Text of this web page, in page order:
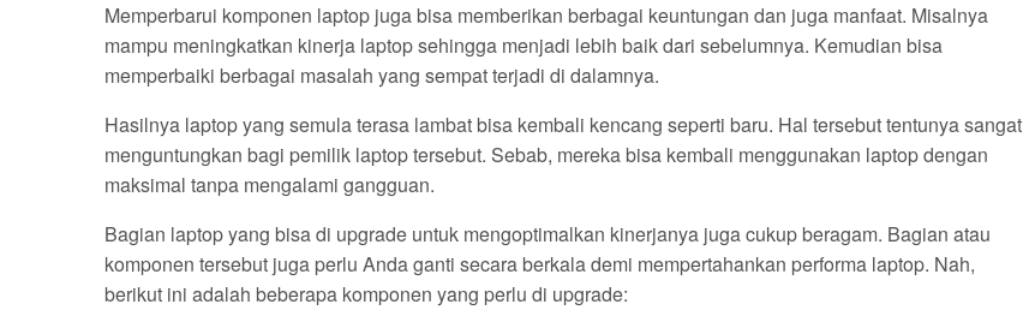
Memperbarui komponen laptop juga bisa memberikan berbagai keuntungan dan juga manfaat. Misalnya
mampu meningkatkan kinerja laptop sehingga menjadi lebih baik dari sebelumnya. Kemudian bisa
memperbaiki berbagai masalah yang sempat terjadi di dalamnya.
Hasilnya laptop yang semula terasa lambat bisa kembali kencang seperti baru. Hal tersebut tentunya sangat
menguntungkan bagi pemilik laptop tersebut. Sebab, mereka bisa kembali menggunakan laptop dengan
maksimal tanpa mengalami gangguan.
Bagian laptop yang bisa di upgrade untuk mengoptimalkan kinerjanya juga cukup beragam. Bagian atau
komponen tersebut juga perlu Anda ganti secara berkala demi mempertahankan performa laptop. Nah,
berikut ini adalah beberapa komponen yang perlu di upgrade: